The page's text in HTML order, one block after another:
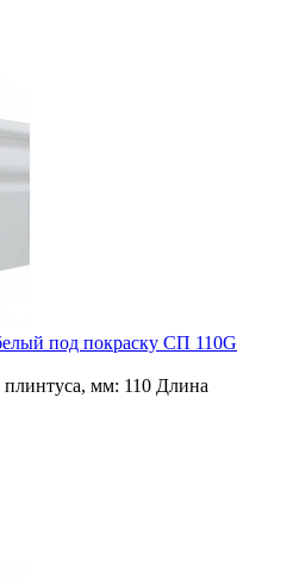
под покраску СП 110G
мм: 110 Длина